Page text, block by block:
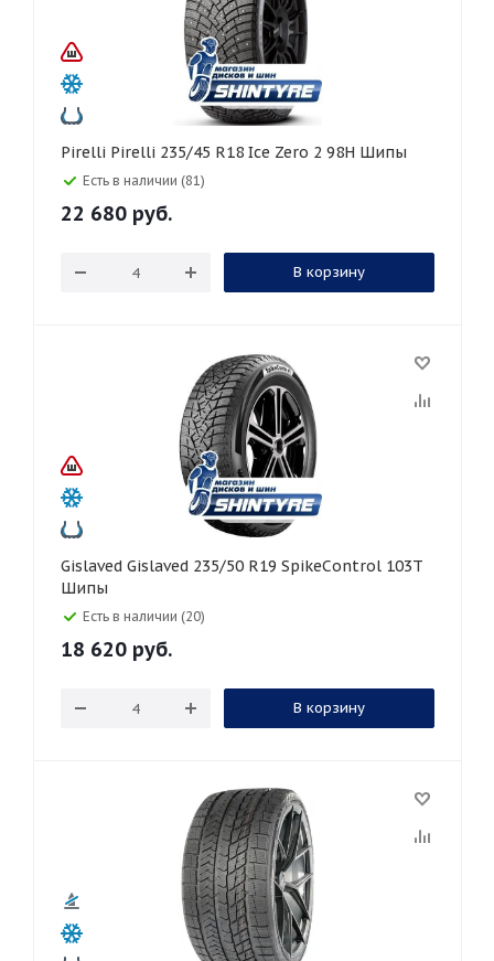
Pirelli Pirelli 235/45 R18 Ice Zero 2 98H Шипы
Есть в наличии (81)
22 680 руб.
В корзину
Gislaved Gislaved 235/50 R19 SpikeControl 103T
Шипы
Есть в наличии (20)
18 620 руб.
В корзину